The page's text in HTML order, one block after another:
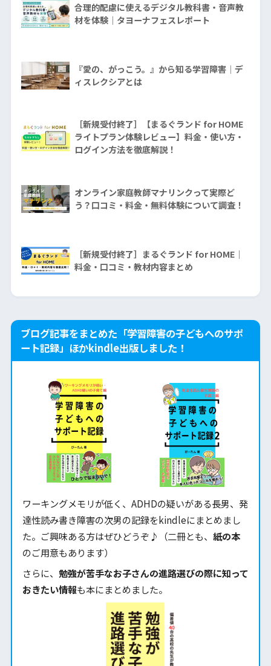
合理的配慮に使えるデジタル教科書・音声教
材を体験｜タヨーナフェスレポート
『愛の、がっこう。』から知る学習障害│デ
ィスレクシアとは
［新規受付終了］【まるぐランド for HOME
ライトプラン体験レビュー】料金・使い方・
ログイン方法を徹底解説！
オンライン家庭教師マナリンクって実際ど
う？口コミ・料金・無料体験について調査！
［新規受付終了］まるぐランド for HOME｜
料金・口コミ・教材内容まとめ
ブログ記事をまとめた「学習障害の子どもへのサポ
ート記録」ほかkindle出版しました！
ワーキングメモリが低く、ADHDの疑いがある長男、発
達性読み書き障害の次男の記録をkindleにまとめまし
た。ご興味ある方はぜひどうぞ♪（二冊とも、 紙の本
のご用意もあります）
さらに、 勉強が苦手なお子さんの進路選びの際に知って
おきたい情報も本にまとめました。